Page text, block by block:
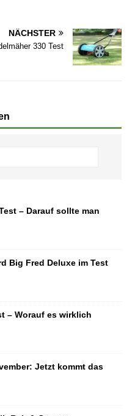
NÄCHSTER
330 Test
– Darauf sollte man
Big Fred Deluxe im Test
– Worauf es wirklich
Jetzt kommt das